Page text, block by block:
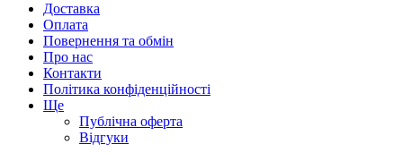
Доставка
Оплата
Повернення та обмін
Про нас
Контакти
Політика конфіденційності
Ще
Публічна оферта
Відгуки